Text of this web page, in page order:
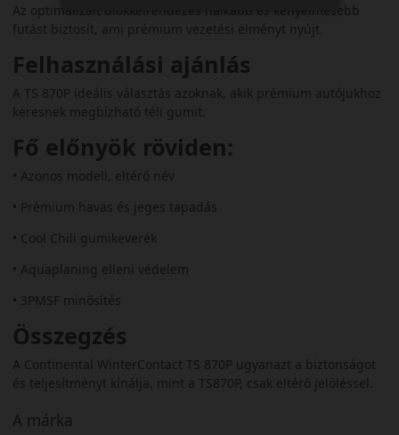
Az optimalizált blokkelrendezés halkabb és kényelmesebb
futást biztosít, ami prémium vezetési élményt nyújt.
Felhasználási ajánlás
A TS 870P ideális választás azoknak, akik prémium autójukhoz
keresnek megbízható téli gumit.
Fő előnyök röviden:
• Azonos modell, eltérő név
• Prémium havas és jeges tapadás
• Cool Chili gumikeverék
• Aquaplaning elleni védelem
• 3PMSF minősítés
Összegzés
A Continental WinterContact TS 870P ugyanazt a biztonságot
és teljesítményt kínálja, mint a TS870P, csak eltérő jelöléssel.
A márka